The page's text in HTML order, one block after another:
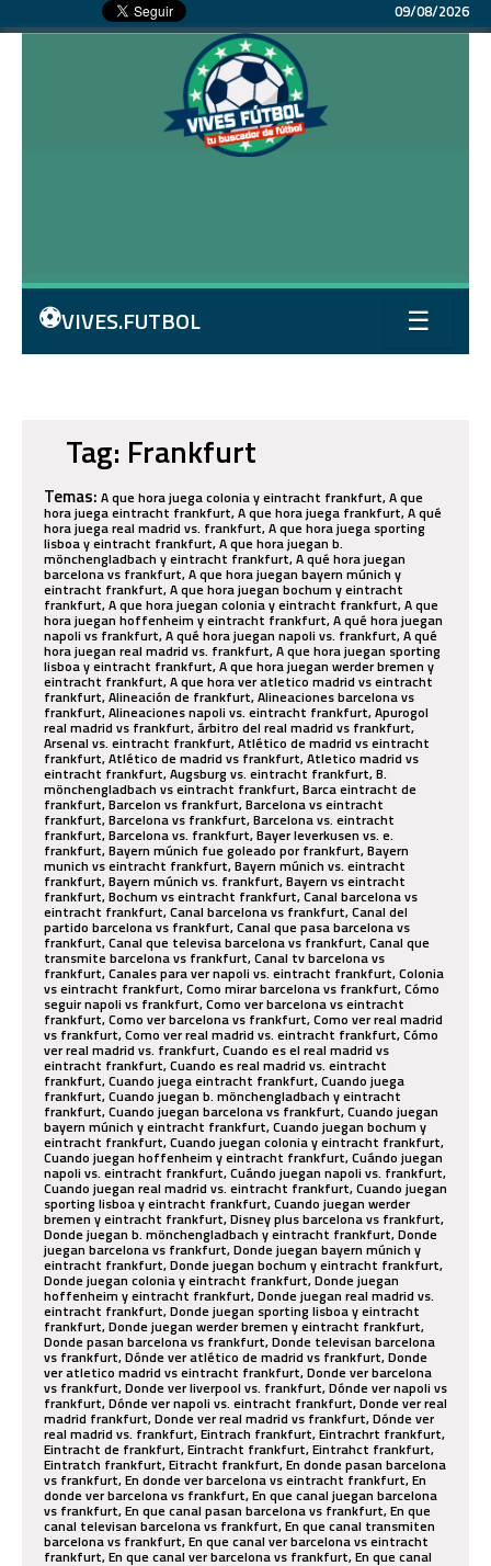
09/08/2026
⚽VIVES.FUTBOL ☰
Tag: Frankfurt
Temas: A que hora juega colonia y eintracht frankfurt, A que
hora juega eintracht frankfurt, A que hora juega frankfurt, A qué
hora juega real madrid vs. frankfurt, A que hora juega sporting
lisboa y eintracht frankfurt, A que hora juegan b.
mönchengladbach y eintracht frankfurt, A qué hora juegan
barcelona vs frankfurt, A que hora juegan bayern múnich y
eintracht frankfurt, A que hora juegan bochum y eintracht
frankfurt, A que hora juegan colonia y eintracht frankfurt, A que
hora juegan hoffenheim y eintracht frankfurt, A qué hora juegan
napoli vs frankfurt, A qué hora juegan napoli vs. frankfurt, A qué
hora juegan real madrid vs. frankfurt, A que hora juegan sporting
lisboa y eintracht frankfurt, A que hora juegan werder bremen y
eintracht frankfurt, A que hora ver atletico madrid vs eintracht
frankfurt, Alineación de frankfurt, Alineaciones barcelona vs
frankfurt, Alineaciones napoli vs. eintracht frankfurt, Apurogol
real madrid vs frankfurt, árbitro del real madrid vs frankfurt,
Arsenal vs. eintracht frankfurt, Atlético de madrid vs eintracht
frankfurt, Atlético de madrid vs frankfurt, Atletico madrid vs
eintracht frankfurt, Augsburg vs. eintracht frankfurt, B.
mönchengladbach vs eintracht frankfurt, Barca eintracht de
frankfurt, Barcelon vs frankfurt, Barcelona vs eintracht
frankfurt, Barcelona vs frankfurt, Barcelona vs. eintracht
frankfurt, Barcelona vs. frankfurt, Bayer leverkusen vs. e.
frankfurt, Bayern múnich fue goleado por frankfurt, Bayern
munich vs eintracht frankfurt, Bayern múnich vs. eintracht
frankfurt, Bayern múnich vs. frankfurt, Bayern vs eintracht
frankfurt, Bochum vs eintracht frankfurt, Canal barcelona vs
eintracht frankfurt, Canal barcelona vs frankfurt, Canal del
partido barcelona vs frankfurt, Canal que pasa barcelona vs
frankfurt, Canal que televisa barcelona vs frankfurt, Canal que
transmite barcelona vs frankfurt, Canal tv barcelona vs
frankfurt, Canales para ver napoli vs. eintracht frankfurt, Colonia
vs eintracht frankfurt, Como mirar barcelona vs frankfurt, Cómo
seguir napoli vs frankfurt, Como ver barcelona vs eintracht
frankfurt, Como ver barcelona vs frankfurt, Como ver real madrid
vs frankfurt, Como ver real madrid vs. eintracht frankfurt, Cómo
ver real madrid vs. frankfurt, Cuando es el real madrid vs
eintracht frankfurt, Cuando es real madrid vs. eintracht
frankfurt, Cuando juega eintracht frankfurt, Cuando juega
frankfurt, Cuando juegan b. mönchengladbach y eintracht
frankfurt, Cuando juegan barcelona vs frankfurt, Cuando juegan
bayern múnich y eintracht frankfurt, Cuando juegan bochum y
eintracht frankfurt, Cuando juegan colonia y eintracht frankfurt,
Cuando juegan hoffenheim y eintracht frankfurt, Cuándo juegan
napoli vs. eintracht frankfurt, Cuándo juegan napoli vs. frankfurt,
Cuando juegan real madrid vs. eintracht frankfurt, Cuando juegan
sporting lisboa y eintracht frankfurt, Cuando juegan werder
bremen y eintracht frankfurt, Disney plus barcelona vs frankfurt,
Donde juegan b. mönchengladbach y eintracht frankfurt, Donde
juegan barcelona vs frankfurt, Donde juegan bayern múnich y
eintracht frankfurt, Donde juegan bochum y eintracht frankfurt,
Donde juegan colonia y eintracht frankfurt, Donde juegan
hoffenheim y eintracht frankfurt, Donde juegan real madrid vs.
eintracht frankfurt, Donde juegan sporting lisboa y eintracht
frankfurt, Donde juegan werder bremen y eintracht frankfurt,
Donde pasan barcelona vs frankfurt, Donde televisan barcelona
vs frankfurt, Dónde ver atlético de madrid vs frankfurt, Donde
ver atletico madrid vs eintracht frankfurt, Donde ver barcelona
vs frankfurt, Donde ver liverpool vs. frankfurt, Dónde ver napoli vs
frankfurt, Dónde ver napoli vs. eintracht frankfurt, Donde ver real
madrid frankfurt, Donde ver real madrid vs frankfurt, Dónde ver
real madrid vs. frankfurt, Eintrach frankfurt, Eintrachrt frankfurt,
Eintracht de frankfurt, Eintracht frankfurt, Eintrahct frankfurt,
Eintratch frankfurt, Eitracht frankfurt, En donde pasan barcelona
vs frankfurt, En donde ver barcelona vs eintracht frankfurt, En
donde ver barcelona vs frankfurt, En que canal juegan barcelona
vs frankfurt, En que canal pasan barcelona vs frankfurt, En que
canal televisan barcelona vs frankfurt, En que canal transmiten
barcelona vs frankfurt, En que canal ver barcelona vs eintracht
frankfurt, En que canal ver barcelona vs frankfurt, En que canal